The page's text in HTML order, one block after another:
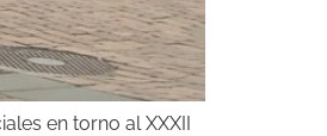
en torno al XXXII